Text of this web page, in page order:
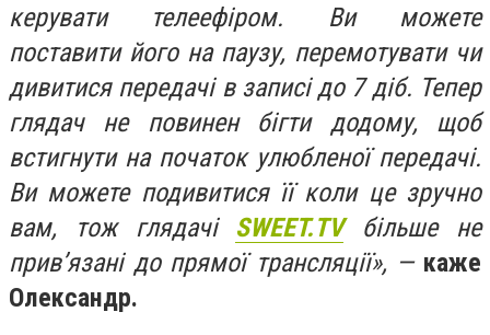
керувати телеефіром. Ви можете
поставити його на паузу, перемотувати чи
дивитися передачі в записі до 7 діб. Тепер
глядач не повинен бігти додому, щоб
встигнути на початок улюбленої передачі.
Ви можете подивитися її коли це зручно
вам, тож глядачі SWEET.TVбільше не
прив’язані до прямої трансляції», — каже
Олександр.